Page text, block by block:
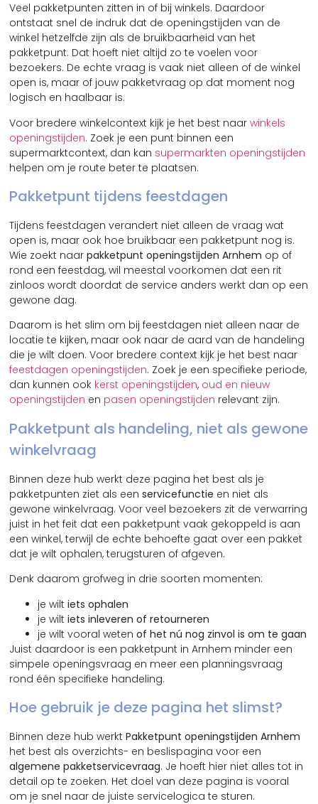
Veel pakketpunten zitten in of bij winkels. Daardoor
ontstaat snel de indruk dat de openingstijden van de
winkel hetzelfde zijn als de bruikbaarheid van het
pakketpunt. Dat hoeft niet altijd zo te voelen voor
bezoekers. De echte vraag is vaak niet alleen of de winkel
open is, maar of jouw pakketvraag op dat moment nog
logisch en haalbaar is.
Voor bredere winkelcontext kijk je het best naarwinkels
openingstijden. Zoek je een punt binnen een
supermarktcontext, dan kan supermarkten openingstijden
helpen om je route beter te plaatsen.
Pakketpunt tijdens feestdagen
Tijdens feestdagen verandert niet alleen de vraag wat
open is, maar ook hoe bruikbaar een pakketpunt nog is.
Wie zoekt naarpakketpunt openingstijden Arnhem op of
rond een feestdag, wil meestal voorkomen dat een rit
zinloos wordt doordat de service anders werkt dan op een
gewone dag.
Daarom is het slim om bij feestdagen niet alleen naar de
locatie te kijken, maar ook naar de aard van de handeling
die je wilt doen. Voor bredere context kijk je het best naar
feestdagen openingstijden. Zoek je een specifieke periode,
dan kunnen ook kerst openingstijden, oud en nieuw
openingstijden en pasen openingstijden relevant zijn.
Pakketpunt als handeling, niet als gewone
winkelvraag
Binnen deze hub werkt deze pagina het best als je
pakketpunten ziet als eenservicefunctie en niet als
gewone winkelvraag. Voor veel bezoekers zit de verwarring
juist in het feit dat een pakketpunt vaak gekoppeld is aan
een winkel, terwijl de echte behoefte gaat over een pakket
dat je wilt ophalen, terugsturen of afgeven.
Denk daarom grofweg in drie soorten momenten:
je wiltiets ophalen
je wiltiets inleveren of retourneren
je wilt vooral wetenof het nú nog zinvol is om te gaan
Juist daardoor is een pakketpunt in Arnhem minder een
simpele openingsvraag en meer een planningsvraag
rond één specifieke handeling.
Hoe gebruik je deze pagina het slimst?
Binnen deze hub werktPakketpunt openingstijden Arnhem
het best als overzichts- en beslispagina voor een
algemene pakketservicevraag. Je hoeft hier niet alles tot in
detail op te zoeken. Het doel van deze pagina is vooral
om je snel naar de juiste servicelogica te sturen.